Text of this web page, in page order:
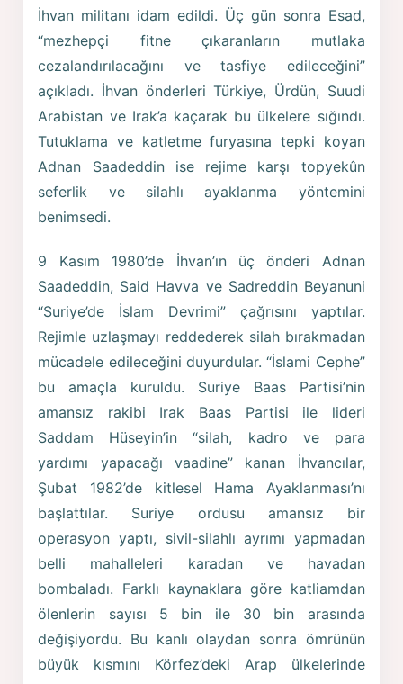
İhvan militanı idam edildi. Üç gün sonra Esad,
“mezhepçi fitne çıkaranların mutlaka
cezalandırılacağını ve tasfiye edileceğini”
açıkladı. İhvan önderleri Türkiye, Ürdün, Suudi
Arabistan ve Irak’a kaçarak bu ülkelere sığındı.
Tutuklama ve katletme furyasına tepki koyan
Adnan Saadeddin ise rejime karşı topyekûn
seferlik ve silahlı ayaklanma yöntemini
benimsedi.
9 Kasım 1980’de İhvan’ın üç önderi Adnan
Saadeddin, Said Havva ve Sadreddin Beyanuni
“Suriye’de İslam Devrimi” çağrısını yaptılar.
Rejimle uzlaşmayı reddederek silah bırakmadan
mücadele edileceğini duyurdular. “İslami Cephe”
bu amaçla kuruldu. Suriye Baas Partisi’nin
amansız rakibi Irak Baas Partisi ile lideri
Saddam Hüseyin’in “silah, kadro ve para
yardımı yapacağı vaadine” kanan İhvancılar,
Şubat 1982’de kitlesel Hama Ayaklanması’nı
başlattılar. Suriye ordusu amansız bir
operasyon yaptı, sivil-silahlı ayrımı yapmadan
belli mahalleleri karadan ve havadan
bombaladı. Farklı kaynaklara göre katliamdan
ölenlerin sayısı 5 bin ile 30 bin arasında
değişiyordu. Bu kanlı olaydan sonra ömrünün
büyük kısmını Körfez’deki Arap ülkelerinde